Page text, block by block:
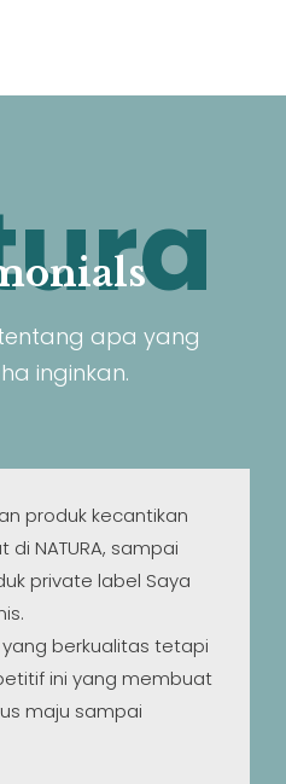
apa yang
inginkan.
produk kecantikan
NATURA, sampai
private label Saya
berkualitas tetapi
ini yang membuat
maju sampai